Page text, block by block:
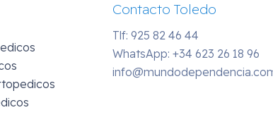
Contacto Toledo
Tlf: 925 82 46 44
WhatsApp:+34 623 26 18 96